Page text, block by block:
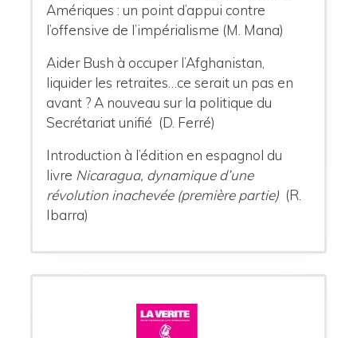
Amériques : un point d’appui contre
l’offensive de l’impérialisme (M. Mana)
Aider Bush à occuper l’Afghanistan,
liquider les retraites…ce serait un pas en
avant ? A nouveau sur la politique du
Secrétariat unifié (D. Ferré)
Introduction à l’édition en espagnol du
livre Nicaragua, dynamique d’une
révolution inachevée (première partie) (R.
Ibarra)